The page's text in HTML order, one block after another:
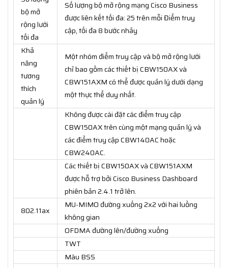
bộ mở
rộng lưới
tối đa
Số lượng bộ mở rộng mạng Cisco Business
được liên kết tối đa: 25 trên mỗi Điểm truy
cập, tối đa 8 bước nhảy
Khả
năng
tương
thích
quản lý
Một nhóm điểm truy cập và bộ mở rộng lưới
chỉ bao gồm các thiết bị CBW150AX và
CBW151AXM có thể được quản lý dưới dạng
một thực thể duy nhất.
Không được cài đặt các điểm truy cập
CBW150AX trên cùng một mạng quản lý và
các điểm truy cập CBW140AC hoặc
CBW240AC.
Các thiết bị CBW150AX và CBW151AXM
được hỗ trợ bởi Cisco Business Dashboard
phiên bản 2.4.1 trở lên.
802.11ax
MU-MIMO đường xuống 2x2 với hai luồng
không gian
OFDMA đường lên/đường xuống
TWT
Màu BSS